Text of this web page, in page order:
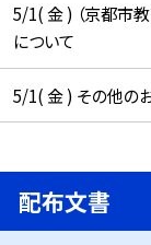
5/1( 金 ) （京都市
について
5/1( 金 ) その他の
配布文書